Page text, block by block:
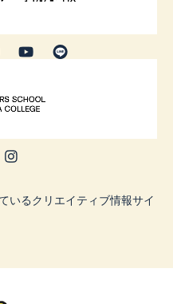
いるクリエイティブ情報サイ